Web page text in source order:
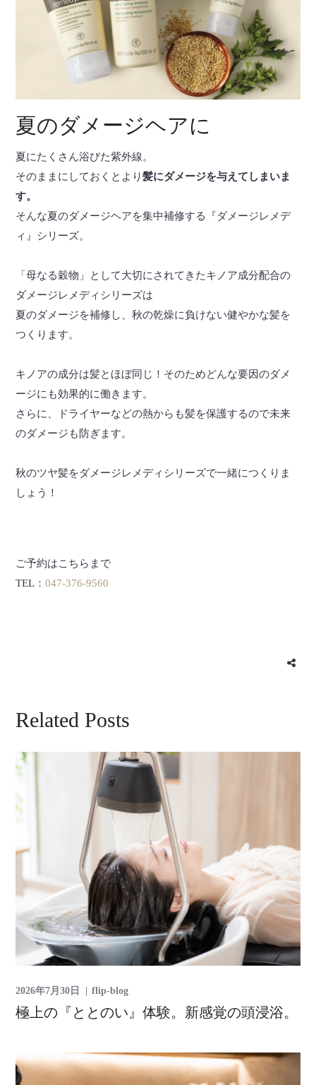
夏のダメージヘアに
夏にたくさん浴びた紫外線。
そのままにしておくとより髪にダメージを与えてしまいま
す。
そんな夏のダメージヘアを集中補修する『ダメージレメデ
ィ』シリーズ。
「母なる穀物」として大切にされてきたキノア成分配合の
ダメージレメディシリーズは
夏のダメージを補修し、秋の乾燥に負けない健やかな髪を
つくります。
キノアの成分は髪とほぼ同じ！そのためどんな要因のダメ
ージにも効果的に働きます。
さらに、ドライヤーなどの熱からも髪を保護するので未来
のダメージも防ぎます。
秋のツヤ髪をダメージレメディシリーズで一緒につくりま
しょう！
ご予約はこちらまで
TEL：047-376-9560
Related Posts
2026年7月30日 flip-blog
極上の『ととのい』体験。新感覚の頭浸浴。